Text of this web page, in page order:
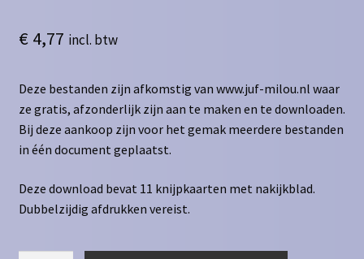
€4,77 incl. btw
Deze bestanden zijn afkomstig van www.juf-milou.nl waar
ze gratis, afzonderlijk zijn aan te maken en te downloaden.
Bij deze aankoop zijn voor het gemak meerdere bestanden
in één document geplaatst.
Deze download bevat 11 knijpkaarten met nakijkblad.
Dubbelzijdig afdrukken vereist.